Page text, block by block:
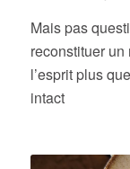
Mais pas
reconstituer
l’esprit plus
intact